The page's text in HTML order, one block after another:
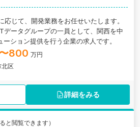
応じて、開発業務をお任せいたします。
データグループの一員として、関西を中
ション提供を行う企業の求人です。
800 万円
北区
詳細をみる
と閲覧できます）